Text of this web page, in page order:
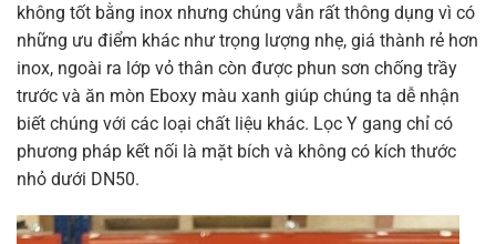
không tốt bằng inox nhưng chúng vẫn rất thông dụng vì có
những ưu điểm khác như trọng lượng nhẹ, giá thành rẻ hơn
inox, ngoài ra lớp vỏ thân còn được phun sơn chống trầy
trước và ăn mòn Eboxy màu xanh giúp chúng ta dễ nhận
biết chúng với các loại chất liệu khác. Lọc Y gang chỉ có
phương pháp kết nối là mặt bích và không có kích thước
nhỏ dưới DN50.